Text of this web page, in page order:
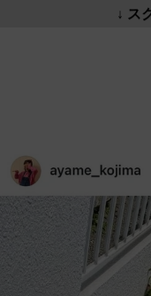
↓ ス